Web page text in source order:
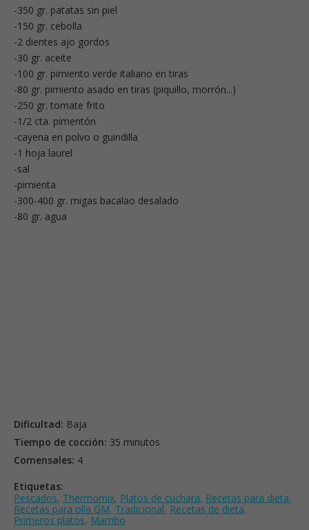
-350 gr. patatas sin piel
-150 gr. cebolla
-2 dientes ajo gordos
-30 gr. aceite
-100 gr. pimiento verde italiano en tiras
-80 gr. pimiento asado en tiras (piquillo, morrón...)
-250 gr. tomate frito
-1/2 cta. pimentón
-cayena en polvo o guindilla
-1 hoja laurel
-sal
-pimienta
-300-400 gr. migas bacalao desalado
-80 gr. agua
Dificultad: Baja
Tiempo de cocción: 35 minutos
Comensales: 4
Etiquetas:
Pescados, Thermomix, Platos de cuchara, Recetas para dieta,
Recetas para olla GM, Tradicional, Recetas de dieta,
Primeros platos, Mambo